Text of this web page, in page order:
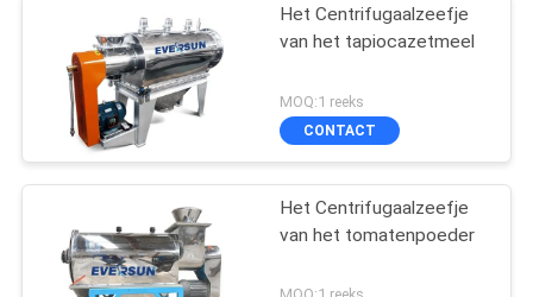
Het Centrifugaalzeefje
van het tapiocazetmeel
MOQ:1 reeks
CONTACT
Het Centrifugaalzeefje
van het tomatenpoeder